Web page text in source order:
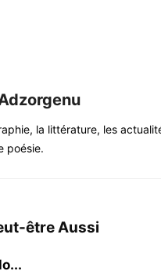
la littérature, les
poésie.
être Aussi